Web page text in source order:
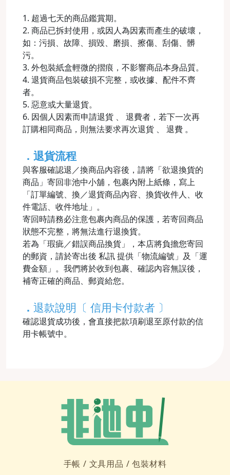
1. 超過七天的商品鑑賞期。
2. 商品已拆封使用，或因人為因素而產生的破壞，
如：污損、故障、損毀、磨損、擦傷、刮傷、髒
污。
3. 外包裝紙盒輕微的摺痕，不影響商品本身品質。
4. 退貨商品包裝破損不完整，或收據、配件不齊
者。
5. 惡意或大量退貨。
6. 因個人因素而申請退貨 、 退費者，若下一次再
訂購相同商品，則無法要求再次退貨 、 退費 。
．退貨流程
與客服確認退／換商品內容後，請將「欲退換貨的
商品」寄回非池中小舖，包裹內附上紙條，寫上
「訂單編號、換／退貨商品內容、換貨收件人、收
件電話、收件地址」。
寄回時請務必注意包裹內商品的保護，若寄回商品
狀態不完整，將無法進行退換貨。
若為「瑕疵／錯誤商品換貨」，本店將負擔您寄回
的郵資，請於寄出後 私訊 提供「物流編號」及「運
費金額」。我們將於收到包裹、確認內容無誤後，
補寄正確的商品、郵資給您。
． 退款說明〔 信用卡付款者 〕
確認退貨成功後，會直接把款項刷退至原付款的信
用卡帳號中。
手帳 / 文具用品 /包裝材料